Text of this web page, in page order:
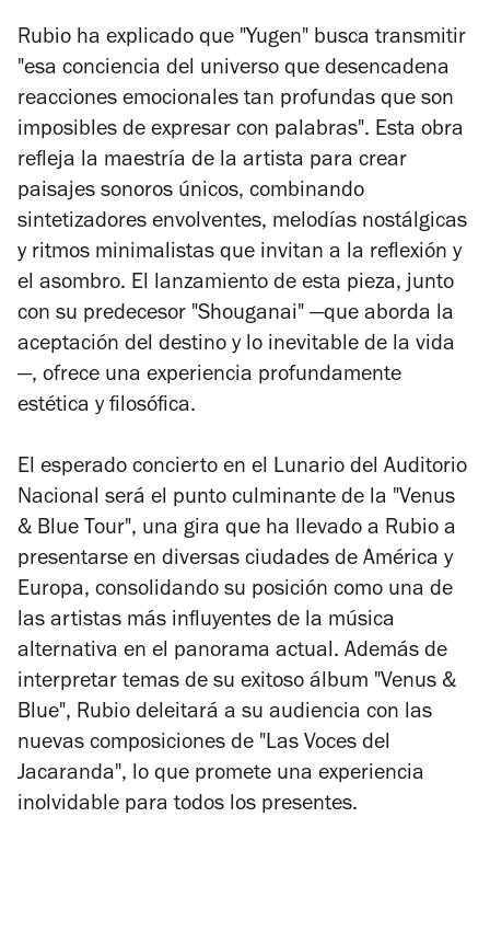
Rubio ha explicado que "Yugen" busca transmitir
"esa conciencia del universo que desencadena
reacciones emocionales tan profundas que son
imposibles de expresar con palabras". Esta obra
refleja la maestría de la artista para crear
paisajes sonoros únicos, combinando
sintetizadores envolventes, melodías nostálgicas
y ritmos minimalistas que invitan a la reflexión y
el asombro. El lanzamiento de esta pieza, junto
con su predecesor "Shouganai" —que aborda la
aceptación del destino y lo inevitable de la vida
—, ofrece una experiencia profundamente
estética y filosófica.
El esperado concierto en el Lunario del Auditorio
Nacional será el punto culminante de la "Venus
& Blue Tour", una gira que ha llevado a Rubio a
presentarse en diversas ciudades de América y
Europa, consolidando su posición como una de
las artistas más influyentes de la música
alternativa en el panorama actual. Además de
interpretar temas de su exitoso álbum "Venus &
Blue", Rubio deleitará a su audiencia con las
nuevas composiciones de "Las Voces del
Jacaranda", lo que promete una experiencia
inolvidable para todos los presentes.